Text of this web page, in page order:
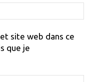
:
site web dans ce
que je